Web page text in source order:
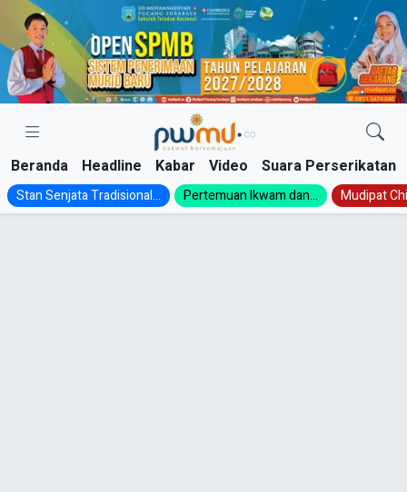
Skip
content
Beranda Headline Kabar Video Suara Perserikatan
Stan Senjata Tradisional... Pertemuan Ikwam dan... Mudipat